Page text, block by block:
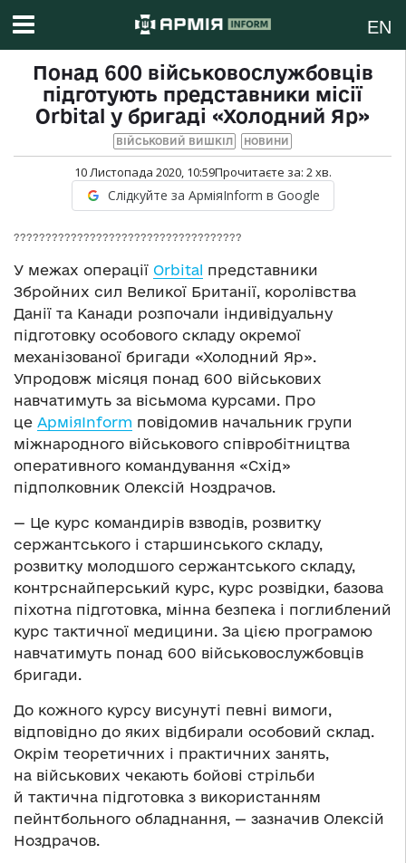
EN
Понад 600 військовослужбовців
підготують представники місії
Orbital у бригаді «Холодний Яр»
ВІЙСЬКОВИЙ ВИШКІЛ НОВИНИ
10 Листопада 2020, 10:59Прочитаєте за: 2хв.
Слідкуйте за АрміяInform в Google
????????????????????????????????????
У межах операції Orbital представники
Збройних сил Великої Британії, королівства
Данії та Канади розпочали індивідуальну
підготовку особового складу окремої
механізованої бригади «Холодний Яр».
Упродовж місяця понад 600 військових
навчатимуть за вісьмома курсами. Про
це АрміяInform повідомив начальник групи
міжнародного військового співробітництва
оперативного командування «Схід»
підполковник Олексій Ноздрачов.
— Це курс командирів взводів, розвитку
сержантського і старшинського складу,
розвитку молодшого сержантського складу,
контрснайперський курс, курс розвідки, базова
піхотна підготовка, мінна безпека і поглиблений
курс тактичної медицини. За цією програмою
навчатимуть понад 600 військовослужбовців
бригади.
До кожного курсу висунуті певні вимоги,
відповідно до яких відбирали особовий склад.
Окрім теоретичних і практичних занять,
на військових чекають бойові стрільби
й тактична підготовка з використанням
пейнтбольного обладнання, — зазначив Олексій
Ноздрачов.